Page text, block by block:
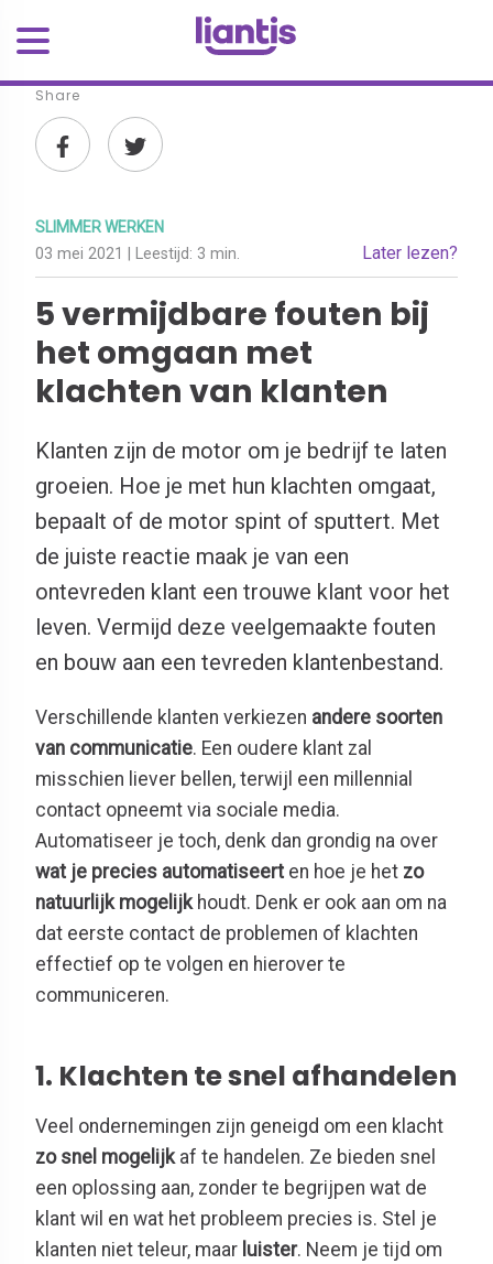
Share
SLIMMER WERKEN
03 mei 2021 | Leestijd: 3 min. Later lezen?
5 vermijdbare fouten bij
het omgaan met
klachten van klanten
Klanten zijn de motor om je bedrijf te laten
groeien. Hoe je met hun klachten omgaat,
bepaalt of de motor spint of sputtert. Met
de juiste reactie maak je van een
ontevreden klant een trouwe klant voor het
leven. Vermijd deze veelgemaakte fouten
en bouw aan een tevreden klantenbestand.
Verschillende klanten verkiezen andere soorten
van communicatie. Een oudere klant zal
misschien liever bellen, terwijl een millennial
contact opneemt via sociale media.
Automatiseer je toch, denk dan grondig na over
wat je precies automatiseert en hoe je het zo
natuurlijk mogelijkhoudt. Denk er ook aan om na
dat eerste contact de problemen of klachten
effectief op te volgen en hierover te
communiceren.
1. Klachten te snel afhandelen
Veel ondernemingen zijn geneigd om een klacht
zo snel mogelijkaf te handelen. Ze bieden snel
een oplossing aan, zonder te begrijpen wat de
klant wil en wat het probleem precies is. Stel je
klanten niet teleur, maar luister. Neem je tijd om